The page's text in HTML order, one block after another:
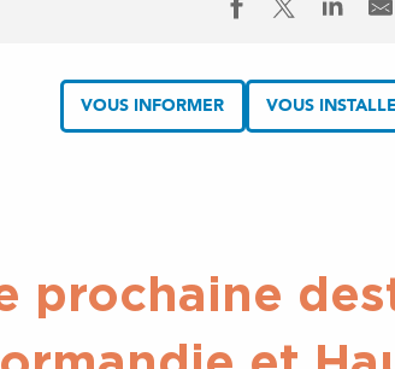
VOUS INFORMER VOUS
prochaine